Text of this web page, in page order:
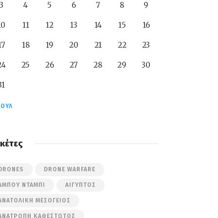
3 4 5 6 7 8 9
11 12 13 14 15 16
18 19 20 21 22 23
25 26 27 28 29 30
DRONES DRONE WARFARE
ΝΤΆΜΠΙ ΑΊΓΥΠΤΟΣ
ΜΕΣΌΓΕΙΟΣ
ΚΑΘΕΣΤΏΤΟΣ